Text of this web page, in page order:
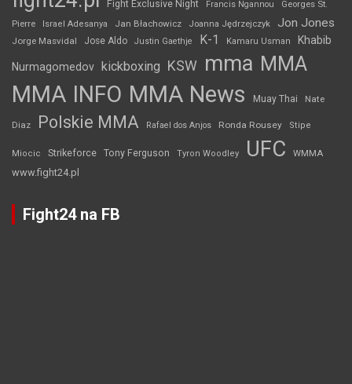
Fight Exclusive Night Francis Ngannou
Georges St.
Pierre
Israel Adesanya Jan Błachowicz Joanna Jędrzejczyk Jon Jones
Jorge Masvidal Jose Aldo Justin Gaethje K-1 Kamaru Usman Khabib
Nurmagomedov kickboxing KSW mma MMA
MMA INFO MMA News Muay Thai Nate
Diaz Polskie MMA Rafael dos Anjos Ronda Rousey Stipe
Miocic Strikeforce Tony Ferguson Tyron Woodley UFC WMMA
www.fight24.pl
Fight24 na FB